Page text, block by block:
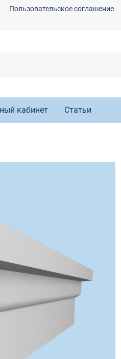
Пользовательское соглашение
кабинет Статьи